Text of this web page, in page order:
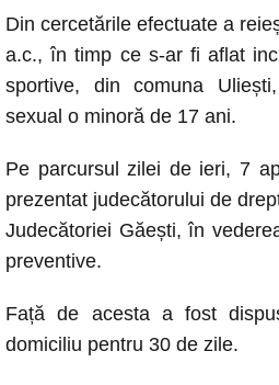
Din cercetările efectuate a
a.c., în timp ce s-ar fi aflat
sportive, din comuna
sexual o minoră de 17 ani.
Pe parcursul zilei de ieri, 7
prezentat judecătorului de
Judecătoriei Găești, în
preventive.
Față de acesta a fost
domiciliu pentru 30 de zile.